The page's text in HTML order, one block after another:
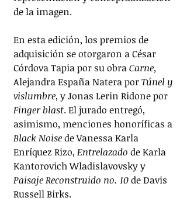
de la imagen.
En esta edición, los premios de
adquisición se otorgaron a César
Córdova Tapia por su obra Carne,
Alejandra España Natera por Túnel y
vislumbre, y Jonas Lerin Ridone por
Finger blast. El jurado entregó,
asimismo, menciones honoríficas a
Black Noise de Vanessa Karla
Enríquez Rizo, Entrelazado de Karla
Kantorovich Wladislavovsky y
Paisaje Reconstruido no. 10 de Davis
Russell Birks.